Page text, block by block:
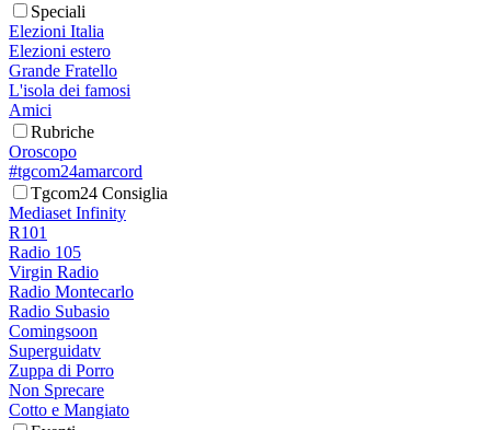
Speciali
Elezioni Italia
Elezioni estero
Grande Fratello
L'isola dei famosi
Amici
Rubriche
Oroscopo
#tgcom24amarcord
Tgcom24 Consiglia
Mediaset Infinity
R101
Radio 105
Virgin Radio
Radio Montecarlo
Radio Subasio
Comingsoon
Superguidatv
Zuppa di Porro
Non Sprecare
Cotto e Mangiato